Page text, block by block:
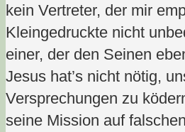
kein Vertreter, der mir
Kleingedruckte nicht
einer, der den Seinen
Jesus hat’s nicht nötig,
Versprechungen zu
seine Mission auf